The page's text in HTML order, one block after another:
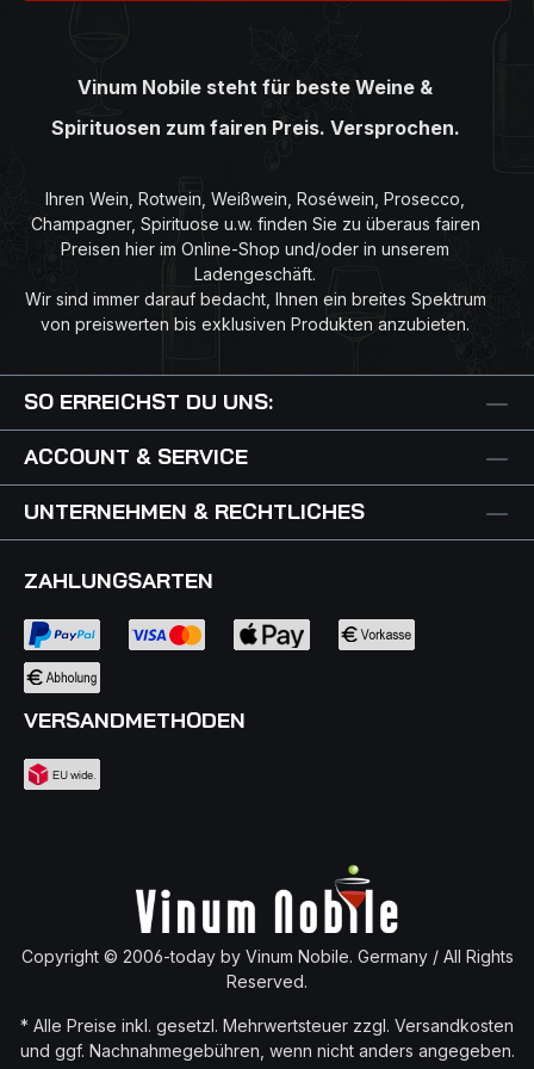
Vinum Nobile steht für beste Weine &
Spirituosen zum fairen Preis. Versprochen.
Ihren Wein, Rotwein, Weißwein, Roséwein, Prosecco,
Champagner, Spirituose u.w. finden Sie zu überaus fairen
Preisen hier im Online-Shop und/oder in unserem
Ladengeschäft.
Wir sind immer darauf bedacht, Ihnen ein breites Spektrum
von preiswerten bis exklusiven Produkten anzubieten.
SO ERREICHST DU UNS:
ACCOUNT & SERVICE
UNTERNEHMEN & RECHTLICHES
ZAHLUNGSARTEN
VERSANDMETHODEN
Copyright © 2006-today by Vinum Nobile. Germany / All Rights
Reserved.
* Alle Preise inkl. gesetzl. Mehrwertsteuer zzgl. Versandkosten
und ggf. Nachnahmegebühren, wenn nicht anders angegeben.